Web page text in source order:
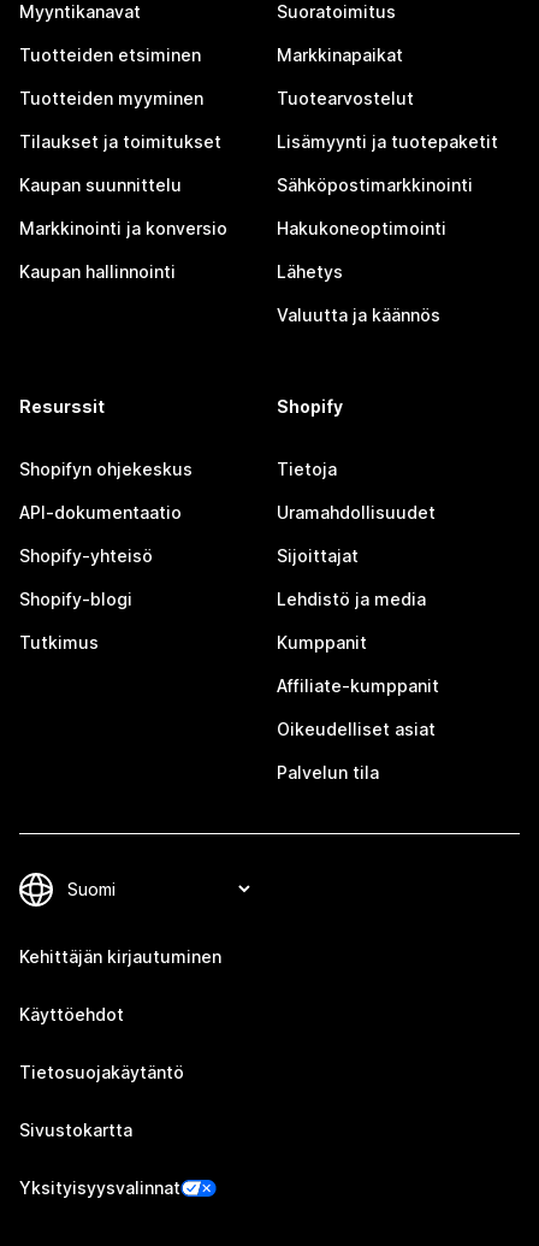
Myyntikanavat
Tuotteiden etsiminen
Tuotteiden myyminen
Tilaukset ja toimitukset
Kaupan suunnittelu
Markkinointi ja konversio
Kaupan hallinnointi
Suoratoimitus
Markkinapaikat
Tuotearvostelut
Lisämyynti ja tuotepaketit
Sähköpostimarkkinointi
Hakukoneoptimointi
Lähetys
Valuutta ja käännös
Resurssit
Shopifyn ohjekeskus
API-dokumentaatio
Shopify-yhteisö
Shopify-blogi
Tutkimus
Shopify
Tietoja
Uramahdollisuudet
Sijoittajat
Lehdistö ja media
Kumppanit
Affiliate-kumppanit
Oikeudelliset asiat
Palvelun tila
Kehittäjän kirjautuminen
Käyttöehdot
Tietosuojakäytäntö
Sivustokartta
Yksityisyysvalinnat